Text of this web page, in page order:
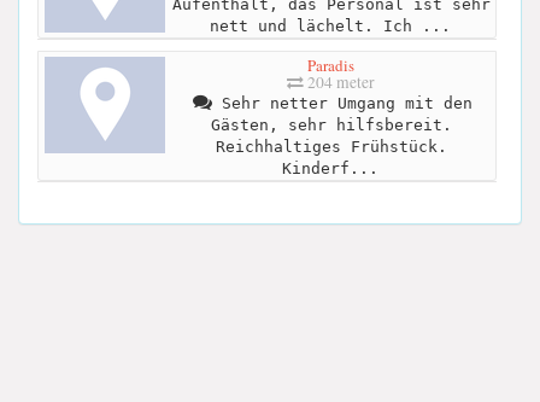
Aufenthalt, das Personal ist sehr
nett und lächelt. Ich ...
Paradis
204 meter
Sehr netter Umgang mit den
Gästen, sehr hilfsbereit.
Reichhaltiges Frühstück.
Kinderf...